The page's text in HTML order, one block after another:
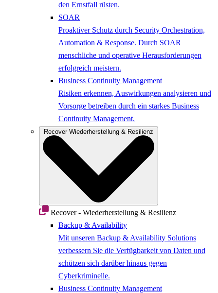
den Ernstfall rüsten.
SOAR
Proaktiver Schutz durch Security Orchestration,
Automation & Response. Durch SOAR
menschliche und operative Herausforderungen
erfolgreich meistern.
Business Continuity Management
Risiken erkennen, Auswirkungen analysieren und
Vorsorge betreiben durch ein starkes Business
Continuity Management.
Recover Wiederherstellung & Resilienz
Recover - Wiederherstellung & Resilienz
Backup & Availability
Mit unseren Backup & Availability Solutions
verbessern Sie die Verfügbarkeit von Daten und
schützen sich darüber hinaus gegen
Cyberkriminelle.
Business Continuity Management